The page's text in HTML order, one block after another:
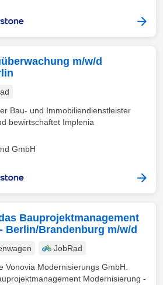
m/w/d
Bau- und Immobiliendienstleister
bewirtschaftet Implenia
GmbH
Bauprojektmanagement
Berlin/Brandenburg m/w/d
JobRad
Vonovia Modernisierungs GmbH.
Modernisierung -